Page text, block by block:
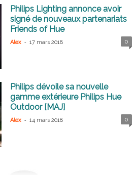
Philips Lighting annonce avoir
signé de nouveaux partenariats
Friends of Hue
Alex - 17 mars 2018 0
Philips dévoile sa nouvelle
gamme extérieure Philips Hue
Outdoor [MAJ]
Alex - 14 mars 2018 0